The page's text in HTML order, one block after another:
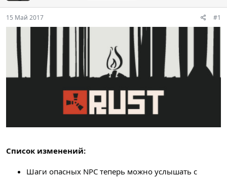
15 Май 2017 #1
Список изменений:
Шаги опасных NPC теперь можно услышать с